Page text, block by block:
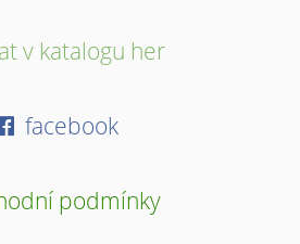
v katalogu her
facebook
podmínky